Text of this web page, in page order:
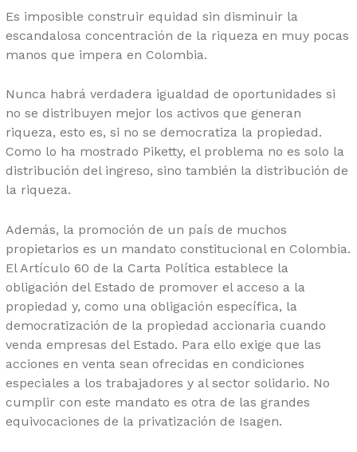
Es imposible construir equidad sin disminuir la
escandalosa concentración de la riqueza en muy pocas
manos que impera en Colombia.
Nunca habrá verdadera igualdad de oportunidades si
no se distribuyen mejor los activos que generan
riqueza, esto es, si no se democratiza la propiedad.
Como lo ha mostrado Piketty, el problema no es solo la
distribución del ingreso, sino también la distribución de
la riqueza.
Además, la promoción de un país de muchos
propietarios es un mandato constitucional en Colombia.
El Artículo 60 de la Carta Política establece la
obligación del Estado de promover el acceso a la
propiedad y, como una obligación específica, la
democratización de la propiedad accionaria cuando
venda empresas del Estado. Para ello exige que las
acciones en venta sean ofrecidas en condiciones
especiales a los trabajadores y al sector solidario. No
cumplir con este mandato es otra de las grandes
equivocaciones de la privatización de Isagen.